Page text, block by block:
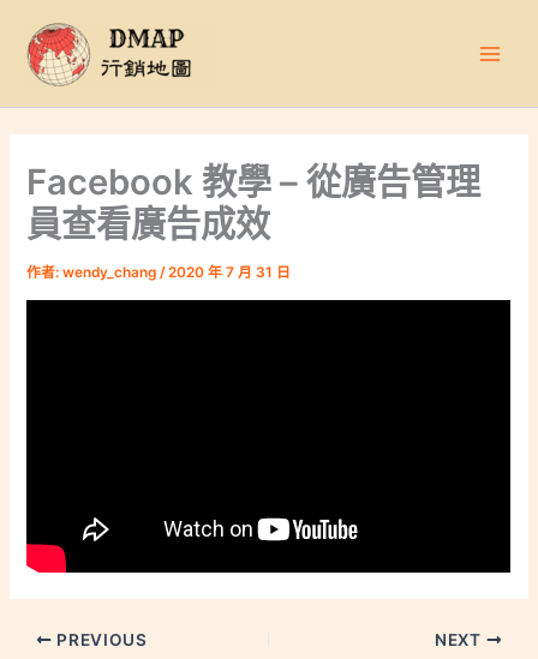
Facebook 教學 – 從廣告管理
員查看廣告成效
作者:wendy_chang/2020 年 7 月 31 日
PREVIOUS NEXT